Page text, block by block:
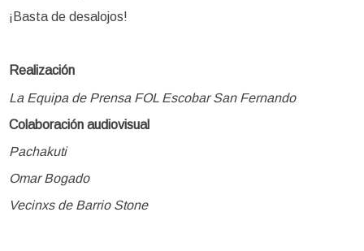
¡Basta de desalojos!
Realización
La Equipa de Prensa FOL Escobar San Fernando
Colaboración audiovisual
Pachakuti
Omar Bogado
Vecinxs de Barrio Stone